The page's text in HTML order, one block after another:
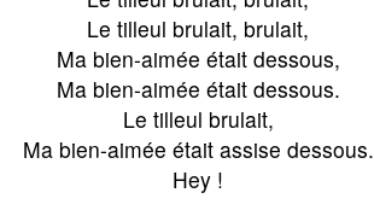
Le tilleul brulait, brulait,
Ma bien-aimée était dessous,
Ma bien-aimée était dessous.
Le tilleul brulait,
Ma bien-aimée était assise dessous.
Hey !